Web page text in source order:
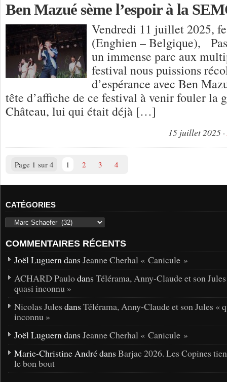
Ben Mazué sème l’espoir à la
Vendredi 11 juillet 2025,
(Enghien – Belgique),
un immense parc aux
festival nous puissions
d’espérance avec Ben
tête d’affiche de ce festival à venir fouler la
Château, lui qui était déjà […]
15 juillet 2025
Page 1 sur 4 1 2 3 4
CATÉGORIES
COMMENTAIRES RÉCENTS
Joël Luguern dans Jeanne Cherhal « Canicule »
ACHARD Paulodans Télérama, Anny-Claude et son
quasi inconnu »
Nicolas Jules dans Télérama, Anny-Claude et son Jules «
inconnu »
Joël Luguern dans Jeanne Cherhal « Canicule »
Marie-Christine André dans Barjac 2026. Les Copines
le bon bout